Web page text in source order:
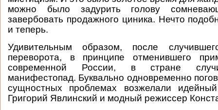
можно было задурить голову
завербовать продажного циника. Нечто
и теперь.
Удивительным образом, после
переворота, в принципе отменившего
современной России, в стране
манифестопад. Буквально одновременно
сущностных проблемах возжелали
Григорий Явлинский и модный режиссер